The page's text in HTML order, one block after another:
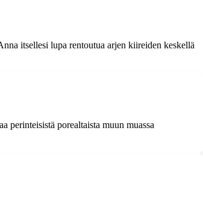
itsellesi lupa rentoutua arjen kiireiden keskellä
perinteisistä porealtaista muun muassa